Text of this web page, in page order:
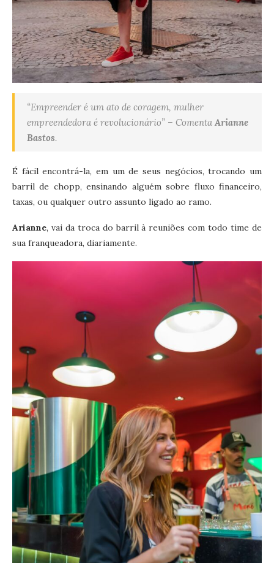
“Empreender é um ato de coragem, mulher
empreendedora é revolucionário” – Comenta Arianne
Bastos.
É fácil encontrá-la, em um de seus negócios, trocando um
barril de chopp, ensinando alguém sobre fluxo financeiro,
taxas, ou qualquer outro assunto ligado ao ramo.
Arianne, vai da troca do barril à reuniões com todo time de
sua franqueadora, diariamente.